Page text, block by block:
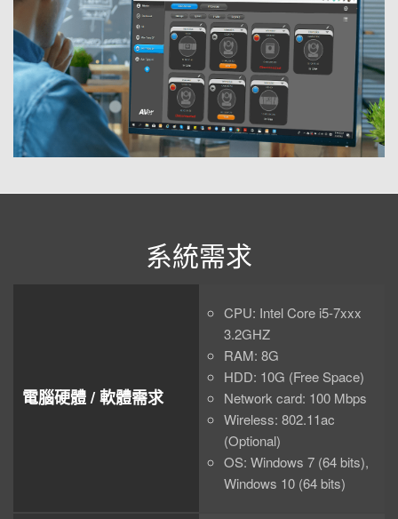
系統需求
電腦硬體 / 軟體需求
CPU: Intel Core i5-7xxx
3.2GHZ
RAM: 8G
HDD: 10G (Free Space)
Network card: 100 Mbps
Wireless: 802.11ac
(Optional)
OS: Windows 7 (64 bits),
Windows 10 (64 bits)